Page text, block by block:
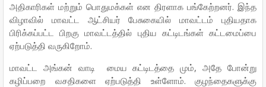
அதிகாரிகள் மற்றும் பொதுமக்கள் என திரளாக பங்கேற்றனர். இந்த
விழாவில் மாவட்ட ஆட்சியர் பேசுகையில் மாவட்டம் புதியதாக
பிரிக்கப்பட்ட பிறகு மாவட்டத்தில் புதிய கட்டிடங்கள் கட்டமைப்பை
ஏற்படுத்தி வருகிறோம்.
மாவட்ட அங்கன் வாடி மைய கட்டிடத்தை மும், அதே போன்று
கழிப்பறை வசதிகளை ஏற்படுத்தி உள்ளோம். குழந்தைகளுக்கு